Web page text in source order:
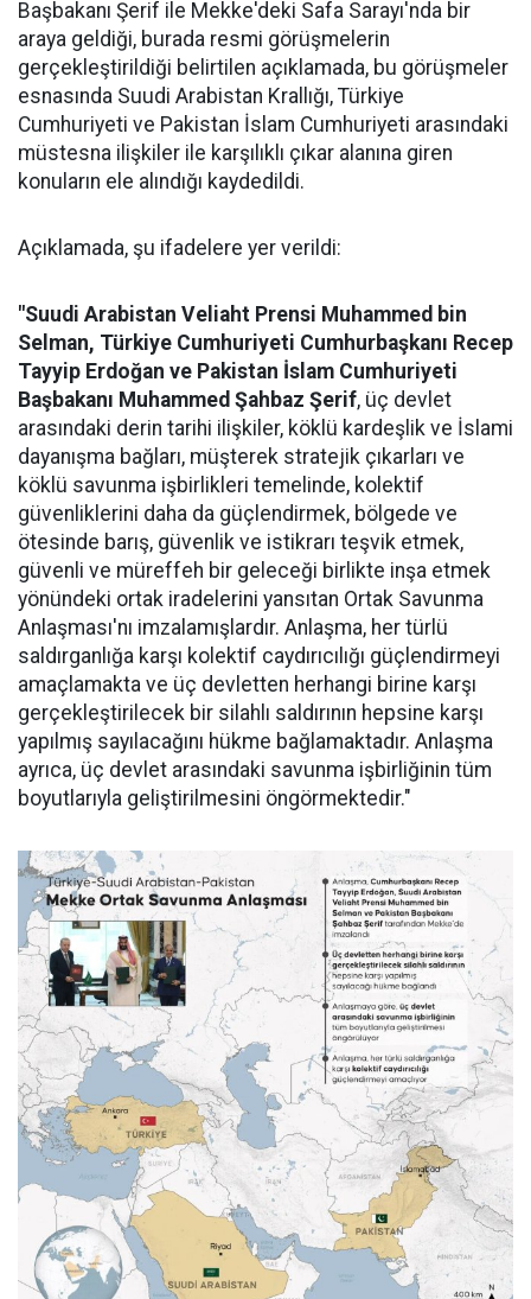
Başbakanı Şerif ile Mekke'deki Safa Sarayı'nda bir
araya geldiği, burada resmi görüşmelerin
gerçekleştirildiği belirtilen açıklamada, bu görüşmeler
esnasında Suudi Arabistan Krallığı, Türkiye
Cumhuriyeti ve Pakistan İslam Cumhuriyeti arasındaki
müstesna ilişkiler ile karşılıklı çıkar alanına giren
konuların ele alındığı kaydedildi.
Açıklamada, şu ifadelere yer verildi:
"Suudi Arabistan Veliaht Prensi Muhammed bin
Selman, Türkiye Cumhuriyeti Cumhurbaşkanı Recep
Tayyip Erdoğan ve Pakistan İslam Cumhuriyeti
Başbakanı Muhammed Şahbaz Şerif, üç devlet
arasındaki derin tarihi ilişkiler, köklü kardeşlik ve İslami
dayanışma bağları, müşterek stratejik çıkarları ve
köklü savunma işbirlikleri temelinde, kolektif
güvenliklerini daha da güçlendirmek, bölgede ve
ötesinde barış, güvenlik ve istikrarı teşvik etmek,
güvenli ve müreffeh bir geleceği birlikte inşa etmek
yönündeki ortak iradelerini yansıtan Ortak Savunma
Anlaşması'nı imzalamışlardır. Anlaşma, her türlü
saldırganlığa karşı kolektif caydırıcılığı güçlendirmeyi
amaçlamakta ve üç devletten herhangi birine karşı
gerçekleştirilecek bir silahlı saldırının hepsine karşı
yapılmış sayılacağını hükme bağlamaktadır. Anlaşma
ayrıca, üç devlet arasındaki savunma işbirliğinin tüm
boyutlarıyla geliştirilmesini öngörmektedir."